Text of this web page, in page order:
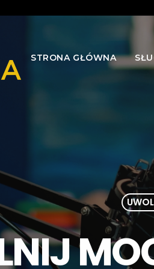
STRONA GŁÓWNA